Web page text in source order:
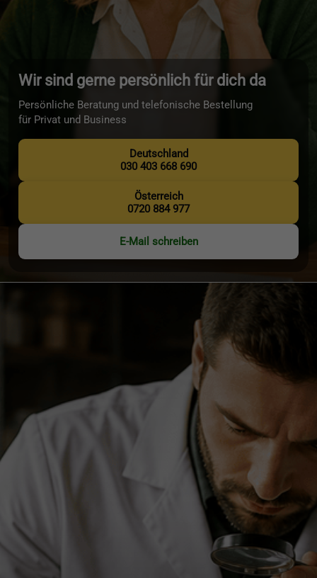
Wir sind gerne persönlich für dich da
Persönliche Beratung und telefonische Bestellung
für Privat und Business
Deutschland
030 403 668 690
Österreich
0720 884 977
E-Mail schreiben